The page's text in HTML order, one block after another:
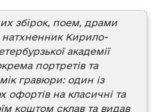
збірок, поем, драми
натхненник Кирило-
академії
портретів та
гравюри: один із
офортів на класичні та
коштом склав та видав